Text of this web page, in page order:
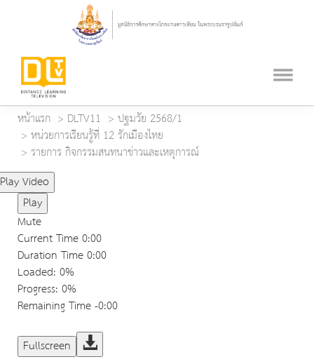
หน้าแรก DLTV11
ปฐมวัย 2568/1
หน่วยการเรียนรู้ที่ 12 รักเมืองไทย
รายการ กิจกรรมสนทนาข่าวและเหตุการณ์
Play Video
Play
Mute
Current Time0:00
Duration Time0:00
Loaded: 0%
Progress: 0%
Remaining Time-0:00
Fullscreen